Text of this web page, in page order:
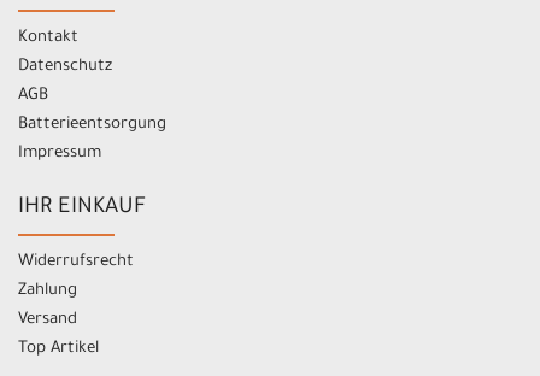
Kontakt
Datenschutz
AGB
Batterieentsorgung
Impressum
IHR EINKAUF
Widerrufsrecht
Zahlung
Versand
Top Artikel